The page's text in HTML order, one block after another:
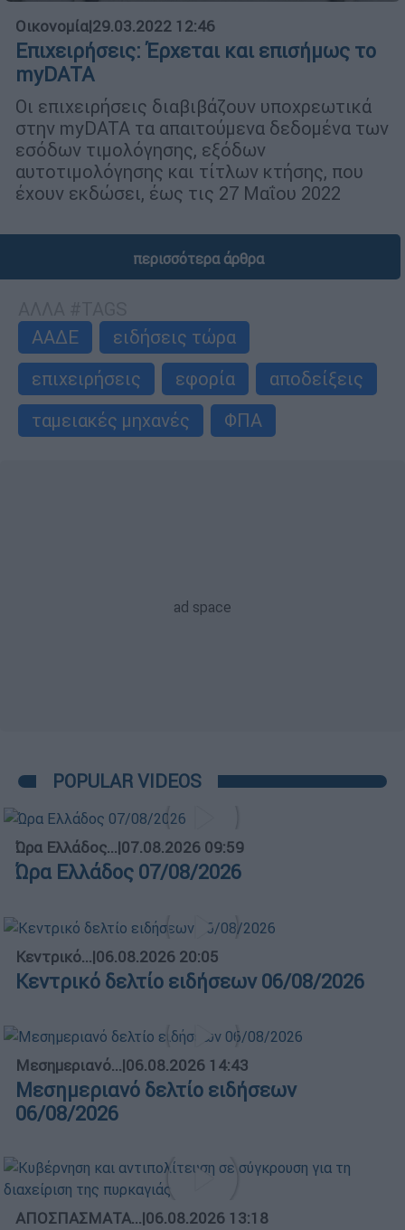
Οικονομία|29.03.2022 12:46
Επιχειρήσεις: Έρχεται και επισήμως το
myDATA
Οι επιχειρήσεις διαβιβάζουν υποχρεωτικά
στην myDATA τα απαιτούμενα δεδομένα των
εσόδων τιμολόγησης, εξόδων
αυτοτιμολόγησης και τίτλων κτήσης, που
έχουν εκδώσει, έως τις 27 Μαΐου 2022
περισσότερα άρθρα
ΑΑΔΕ
ειδήσεις τώρα
επιχειρήσεις
εφορία
αποδείξεις
ταμειακές μηχανές
ΦΠΑ
POPULAR VIDEOS
Ώρα Ελλάδος...|07.08.2026 09:59
Ώρα Ελλάδος 07/08/2026
Κεντρικό...|06.08.2026 20:05
Κεντρικό δελτίο ειδήσεων 06/08/2026
Μεσημεριανό...|06.08.2026 14:43
Μεσημεριανό δελτίο ειδήσεων
06/08/2026
ΑΠΟΣΠΑΣΜΑΤΑ...|06.08.2026 13:18